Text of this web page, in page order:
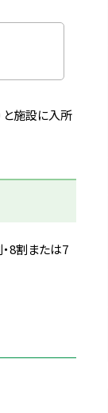
と施設に入所
8割または7